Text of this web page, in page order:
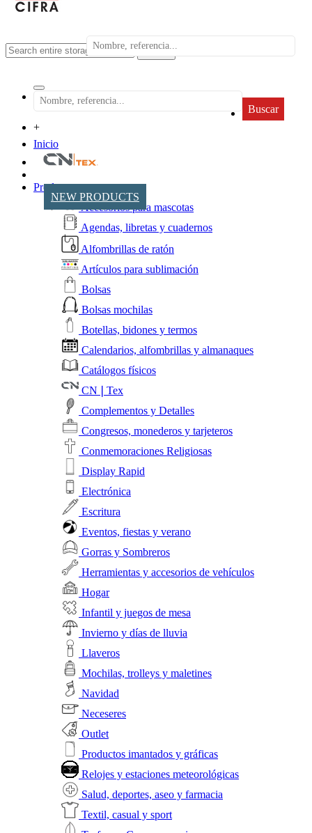
search
Buscar
+
Inicio
NEW PRODUCTS
Productos
Accesorios para mascotas
Agendas, libretas y cuadernos
Alfombrillas de ratón
Artículos para sublimación
Bolsas
Bolsas mochilas
Botellas, bidones y termos
Calendarios, alfombrillas y almanaques
Catálogos físicos
CN❘Tex
Complementos y Detalles
Congresos, monederos y tarjeteros
Conmemoraciones Religiosas
Display Rapid
Electrónica
Escritura
Eventos, fiestas y verano
Gorras y Sombreros
Herramientas y accesorios de vehículos
Hogar
Infantil y juegos de mesa
Invierno y días de lluvia
Llaveros
Mochilas, trolleys y maletines
Navidad
Neceseres
Outlet
Productos imantados y gráficas
Relojes y estaciones meteorológicas
Salud, deportes, aseo y farmacia
Textil, casual y sport